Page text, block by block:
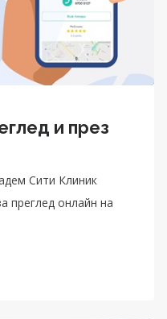
и през
Сити Клиник
преглед онлайн на